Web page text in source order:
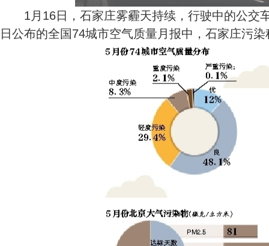
1月16日，石家庄雾霾天持续，行驶中的公交
日公布的全国74城市空气质量月报中，石家庄污